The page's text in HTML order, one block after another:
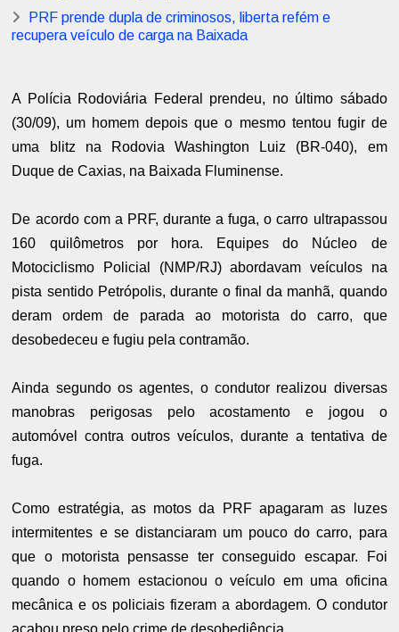
PRF prende dupla de criminosos, liberta refém e
recupera veículo de carga na Baixada
A Polícia Rodoviária Federal prendeu, no último sábado
(30/09), um homem depois que o mesmo tentou fugir de
uma blitz na Rodovia Washington Luiz (BR-040), em
Duque de Caxias, na Baixada Fluminense.
De acordo com a PRF, durante a fuga, o carro ultrapassou
160 quilômetros por hora. Equipes do Núcleo de
Motociclismo Policial (NMP/RJ) abordavam veículos na
pista sentido Petrópolis, durante o final da manhã, quando
deram ordem de parada ao motorista do carro, que
desobedeceu e fugiu pela contramão.
Ainda segundo os agentes, o condutor realizou diversas
manobras perigosas pelo acostamento e jogou o
automóvel contra outros veículos, durante a tentativa de
fuga.
Como estratégia, as motos da PRF apagaram as luzes
intermitentes e se distanciaram um pouco do carro, para
que o motorista pensasse ter conseguido escapar. Foi
quando o homem estacionou o veículo em uma oficina
mecânica e os policiais fizeram a abordagem. O condutor